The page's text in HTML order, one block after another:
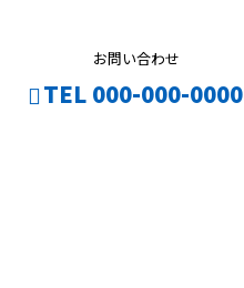
お問い合わせ
TEL 000-000-0000